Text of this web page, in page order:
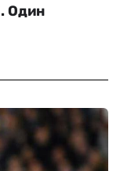
Один